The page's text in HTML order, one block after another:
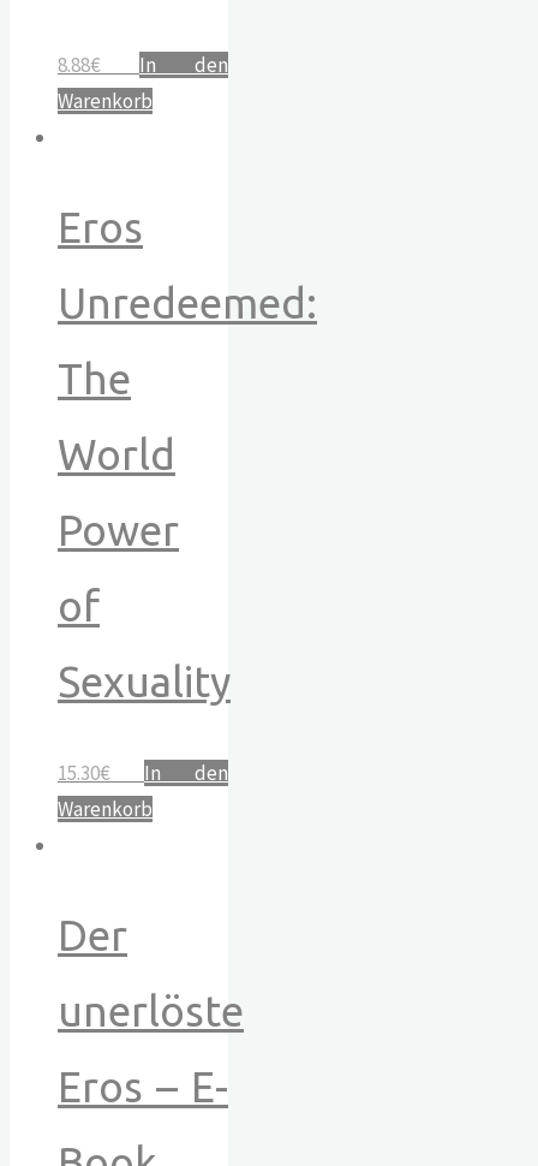
8.88€
In den
Warenkorb
Eros
Unredeemed:
The
World
Power
of
Sexuality
15.30€
In den
Warenkorb
Der
unerlöste
Eros – E-